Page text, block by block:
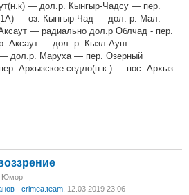
— дол.р. Кынгыр-Чадсу — пер.
— оз. Кынгыр-Чад — дол. р. Мал.
— радиально дол.р Облчад - пер.
Аксаут — дол. р. Кызл-Ауш —
дол.р. Маруха — пер. Озерный
Архызское седло(н.к.) — пос. Архыз.
Юмор
- crimea.team , 12.03.2019 23:06